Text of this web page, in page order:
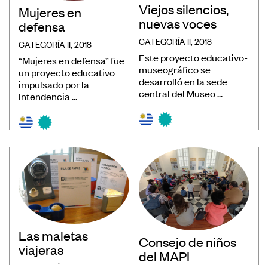
Mujeres en
defensa
CATEGORÍA II, 2018
“Mujeres en defensa” fue
un proyecto educativo
impulsado por la
Intendencia ...
Viejos silencios,
nuevas voces
CATEGORÍA II, 2018
Este proyecto educativo-
museográfico se
desarrolló en la sede
central del Museo ...
Las maletas
viajeras
Consejo de niños
del MAPI